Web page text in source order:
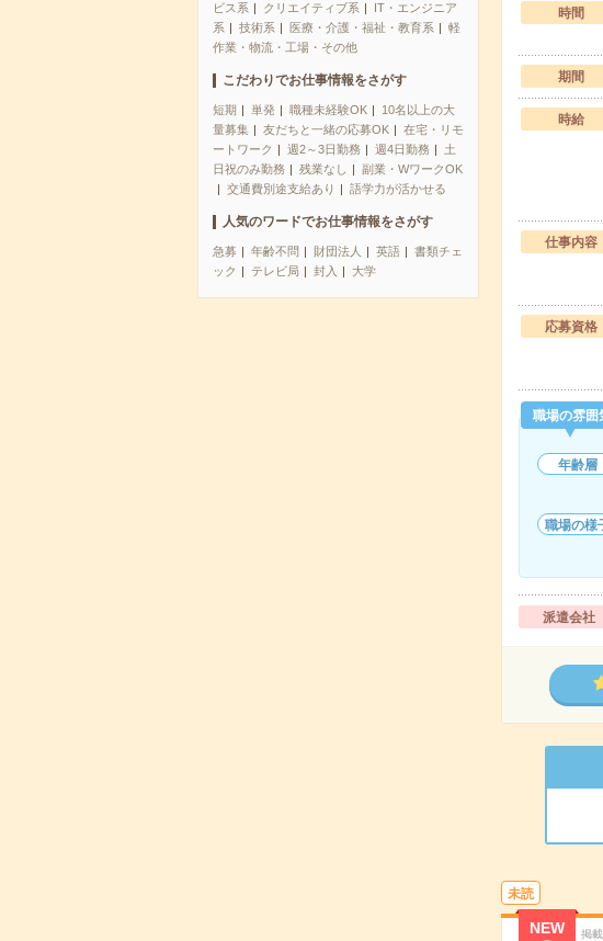
ビス系
クリエイティブ系
IT・エンジニア
系
技術系 医療・介護・福祉・教育系
軽
作業・物流・工場・その他
こだわりでお仕事情報をさがす
短期 単発 職種未経験OK
10名以上の大
量募集
友だちと一緒の応募OK
在宅・リモ
ートワーク
週2～3日勤務 週4日勤務
土
日祝のみ勤務
残業なし
副業・WワークOK
交通費別途支給あり
語学力が活かせる
人気のワードでお仕事情報をさがす
急募 年齢不問 財団法人 英語
書類チェ
ック
テレビ局 封入 大学
時間
期間
時給
仕事内容
応募資格
職場の雰囲
年齢層
職場の様
派遣会社
未読
NEW 掲載